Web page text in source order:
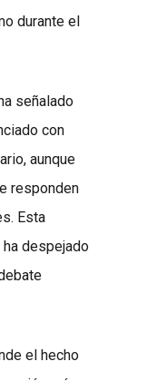
durante el
señalado
con
aunque
responden
Esta
despejado
el hecho